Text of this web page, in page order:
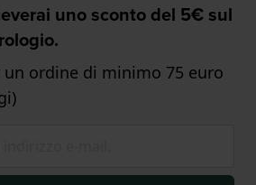
uno sconto del 5€ sul
un ordine di minimo 75 euro